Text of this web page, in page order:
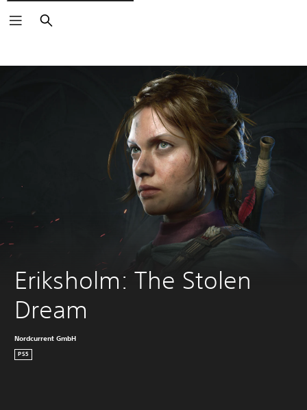
Buscar
Eriksholm: The Stolen
Dream
Nordcurrent GmbH
PS5